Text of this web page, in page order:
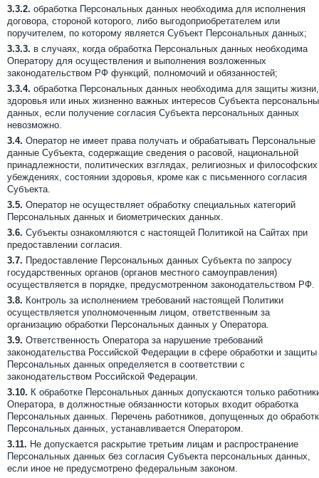
3.3.2. обработка Персональных данных необходима для исполнения
договора, стороной которого, либо выгодоприобретателем или
поручителем, по которому является Субъект Персональных данных;
3.3.3. в случаях, когда обработка Персональных данных необходима
Оператору для осуществления и выполнения возложенных
законодательством РФ функций, полномочий и обязанностей;
3.3.4. обработка Персональных данных необходима для защиты жизни,
здоровья или иных жизненно важных интересов Субъекта
данных, если получение согласия Субъекта персональных данных
невозможно.
3.4. Оператор не имеет права получать и обрабатывать Персональные
данные Субъекта, содержащие сведения о расовой, национальной
принадлежности, политических взглядах, религиозных и философских
убеждениях, состоянии здоровья, кроме как с письменного согласия
Субъекта.
3.5. Оператор не осуществляет обработку специальных категорий
Персональных данных и биометрических данных.
3.6. Субъекты ознакомляются с настоящей Политикой на Сайтах при
предоставлении согласия.
3.7. Предоставление Персональных данных Субъекта по запросу
государственных органов (органов местного самоуправления)
осуществляется в порядке, предусмотренном законодательством РФ.
3.8. Контроль за исполнением требований настоящей Политики
осуществляется уполномоченным лицом, ответственным за
организацию обработки Персональных данных у Оператора.
3.9. Ответственность Оператора за нарушение требований
законодательства Российской Федерации в сфере обработки и защиты
Персональных данных определяется в соответствии с
законодательством Российской Федерации.
3.10. К обработке Персональных данных допускаются только
Оператора, в должностные обязанности которых входит обработка
Персональных данных. Перечень работников, допущенных до
Персональных данных, устанавливается Оператором.
3.11. Не допускается раскрытие третьим лицам и распространение
Персональных данных без согласия Субъекта персональных данных,
если иное не предусмотрено федеральным законом.